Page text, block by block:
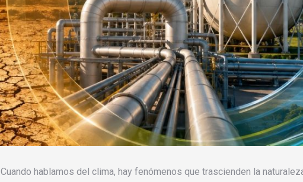
Cuando hablamos del clima, hay fenómenos que trascienden la